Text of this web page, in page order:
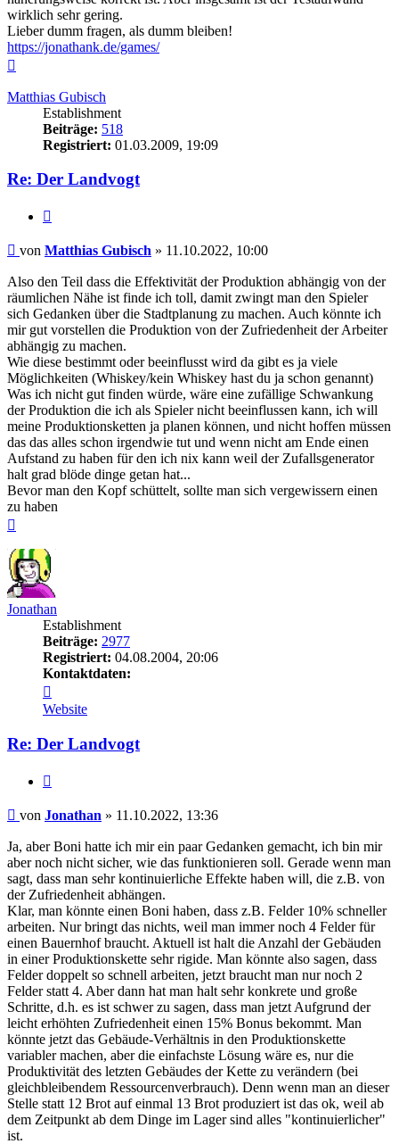
wirklich sehr gering.
Lieber dumm fragen, als dumm bleiben!
https://jonathank.de/games/
Matthias Gubisch
Establishment
Beiträge: 518
Registriert: 01.03.2009, 19:09
Re: Der Landvogt
Beitrag
von Matthias Gubisch » 11.10.2022, 10:00
Also den Teil dass die Effektivität der Produktion abhängig von der
räumlichen Nähe ist finde ich toll, damit zwingt man den Spieler
sich Gedanken über die Stadtplanung zu machen. Auch könnte ich
mir gut vorstellen die Produktion von der Zufriedenheit der Arbeiter
abhängig zu machen.
Wie diese bestimmt oder beeinflusst wird da gibt es ja viele
Möglichkeiten (Whiskey/kein Whiskey hast du ja schon genannt)
Was ich nicht gut finden würde, wäre eine zufällige Schwankung
der Produktion die ich als Spieler nicht beeinflussen kann, ich will
meine Produktionsketten ja planen können, und nicht hoffen müssen
das das alles schon irgendwie tut und wenn nicht am Ende einen
Aufstand zu haben für den ich nix kann weil der Zufallsgenerator
halt grad blöde dinge getan hat...
Bevor man den Kopf schüttelt, sollte man sich vergewissern einen
zu haben
Jonathan
Establishment
Beiträge: 2977
Registriert: 04.08.2004, 20:06
Kontaktdaten:
von
Jonathan
Website
Re: Der Landvogt
Beitrag
von Jonathan » 11.10.2022, 13:36
Ja, aber Boni hatte ich mir ein paar Gedanken gemacht, ich bin mir
aber noch nicht sicher, wie das funktionieren soll. Gerade wenn man
sagt, dass man sehr kontinuierliche Effekte haben will, die z.B. von
der Zufriedenheit abhängen.
Klar, man könnte einen Boni haben, dass z.B. Felder 10% schneller
arbeiten. Nur bringt das nichts, weil man immer noch 4 Felder für
einen Bauernhof braucht. Aktuell ist halt die Anzahl der Gebäuden
in einer Produktionskette sehr rigide. Man könnte also sagen, dass
Felder doppelt so schnell arbeiten, jetzt braucht man nur noch 2
Felder statt 4. Aber dann hat man halt sehr konkrete und große
Schritte, d.h. es ist schwer zu sagen, dass man jetzt Aufgrund der
leicht erhöhten Zufriedenheit einen 15% Bonus bekommt. Man
könnte jetzt das Gebäude-Verhältnis in den Produktionskette
variabler machen, aber die einfachste Lösung wäre es, nur die
Produktivität des letzten Gebäudes der Kette zu verändern (bei
gleichbleibendem Ressourcenverbrauch). Denn wenn man an dieser
Stelle statt 12 Brot auf einmal 13 Brot produziert ist das ok, weil ab
dem Zeitpunkt ab dem Dinge im Lager sind alles "kontinuierlicher"
ist.